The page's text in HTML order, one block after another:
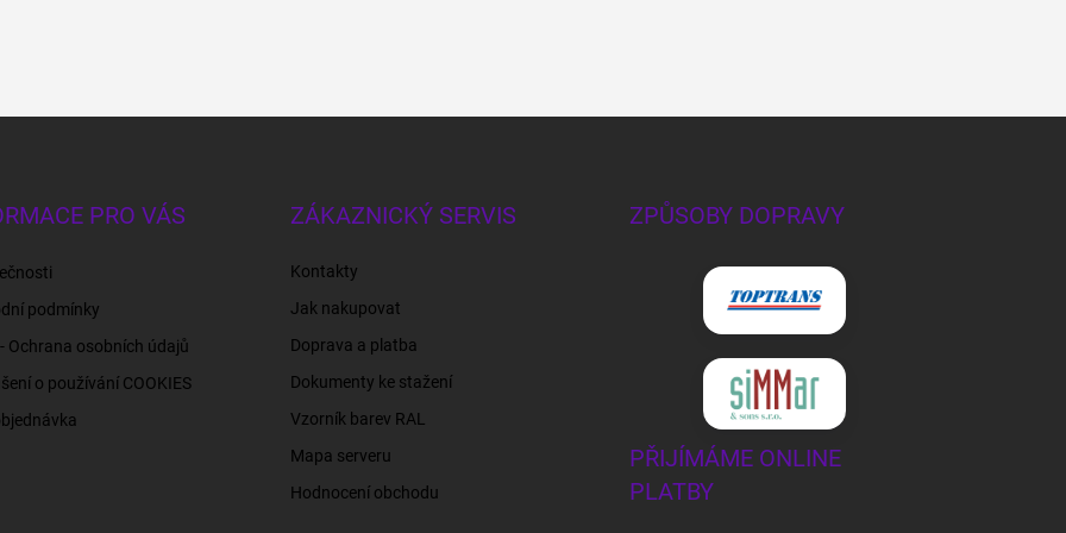
PRO VÁS
podmínky
- Ochrana osobních údajů
o používání COOKIES
ZÁKAZNICKÝ SERVIS
Kontakty
Jak nakupovat
Doprava a platba
Dokumenty ke stažení
Vzorník barev RAL
Mapa serveru
Hodnocení obchodu
ZPŮSOBY DOPRAVY
PŘIJÍMÁME ONLINE
PLATBY